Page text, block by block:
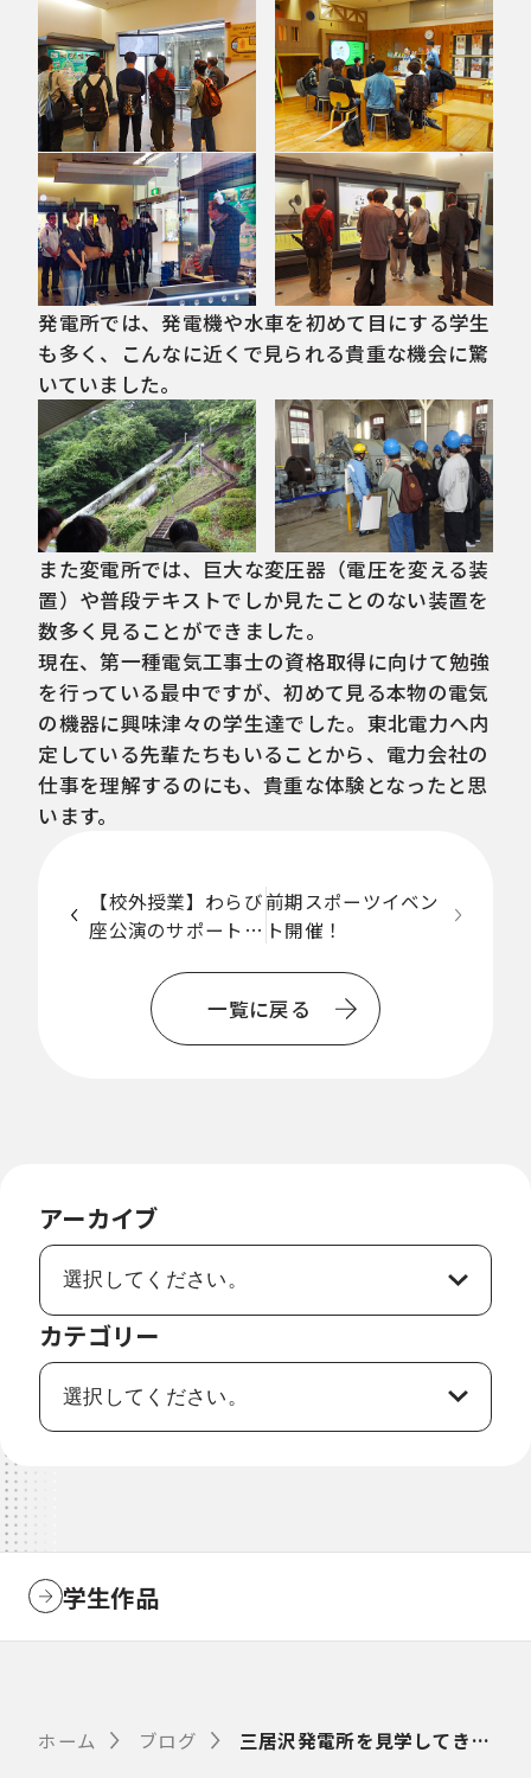
発電所では、発電機や水車を初めて目にする学生
も多く、こんなに近くで見られる貴重な機会に驚
いていました。
また変電所では、巨大な変圧器（電圧を変える装
置）や普段テキストでしか見たことのない装置を
数多く見ることができました。
現在、第一種電気工事士の資格取得に向けて勉強
を行っている最中ですが、初めて見る本物の電気
の機器に興味津々の学生達でした。東北電力へ内
定している先輩たちもいることから、電力会社の
仕事を理解するのにも、貴重な体験となったと思
います。
【校外授業】わらび
座公演のサポートス
前期スポーツイベン
ト開催！
一
覧
に
戻
一覧に戻る
アーカイブ
カテゴリー
学生作品
ホーム ブログ 三居沢発電所を見学してきました